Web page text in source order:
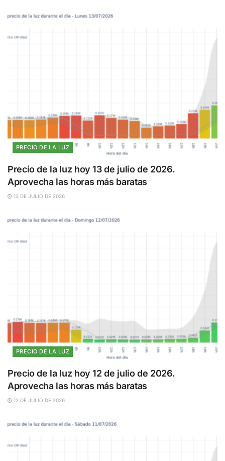
PRECIO DE LA LUZ
Precio de la luz hoy 13 de julio de 2026.
Aprovecha las horas más baratas
13 DE JULIO DE 2026
PRECIO DE LA LUZ
Precio de la luz hoy 12 de julio de 2026.
Aprovecha las horas más baratas
12 DE JULIO DE 2026